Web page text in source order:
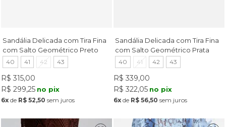
Sandália Delicada com Tira Fina
com Salto Geométrico Preto
40 41 42 43
R$ 315,00
R$ 299,25 no pix
6xde R$ 52,50 sem juros
Sandália Delicada com Tira Fina
com Salto Geométrico Prata
40 41 42 43
R$ 339,00
R$ 322,05 no pix
6x de R$ 56,50 sem juros